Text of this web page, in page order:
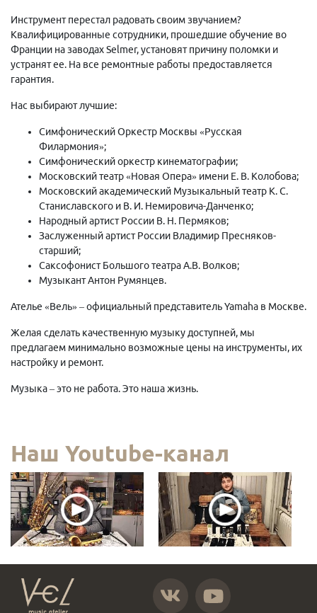
Инструмент перестал радовать своим звучанием?
Квалифицированные сотрудники, прошедшие обучение во
Франции на заводах Selmer, установят причину поломки и
устранят ее. На все ремонтные работы предоставляется
гарантия.
Нас выбирают лучшие:
Симфонический Оркестр Москвы «Русская
Филармония»;
Симфонический оркестр кинематографии;
Московский театр «Новая Опера» имени Е. В. Колобова;
Московский академический Музыкальный театр К. С.
Станиславского и В. И. Немировича-Данченко;
Народный артист России В. Н. Пермяков;
Заслуженный артист России Владимир Пресняков-
старший;
Саксофонист Большого театра А.В. Волков;
Музыкант Антон Румянцев.
Ателье «Вель» – официальный представитель Yamaha в Москве.
Желая сделать качественную музыку доступней, мы
предлагаем минимально возможные цены на инструменты, их
настройку и ремонт.
Музыка – это не работа. Это наша жизнь.
Наш Youtube-канал